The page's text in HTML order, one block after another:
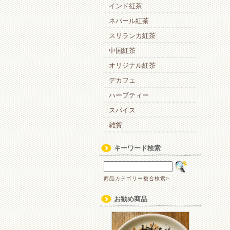
インド紅茶
ネパール紅茶
スリランカ紅茶
中国紅茶
オリジナル紅茶
デカフェ
ハーブティー
スパイス
雑貨
キーワード検索
商品カテゴリー複合検索>
お勧め商品
ラ
ン
ベ
リ
ー
は